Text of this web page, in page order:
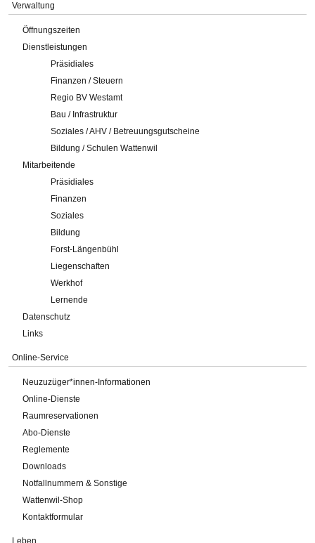
Verwaltung
Öffnungszeiten
Dienstleistungen
Präsidiales
Finanzen / Steuern
Regio BV Westamt
Bau / Infrastruktur
Soziales / AHV / Betreuungsgutscheine
Bildung / Schulen Wattenwil
Mitarbeitende
Präsidiales
Finanzen
Soziales
Bildung
Forst-Längenbühl
Liegenschaften
Werkhof
Lernende
Datenschutz
Links
Online-Service
Neuzuzüger*innen-Informationen
Online-Dienste
Raumreservationen
Abo-Dienste
Reglemente
Downloads
Notfallnummern & Sonstige
Wattenwil-Shop
Kontaktformular
Leben